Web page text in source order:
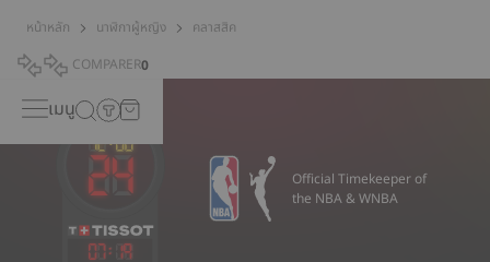
หน้าหลัก นาฬิกาผู้หญิง
คลาสสิค
COMPARER0
เมนู
07: 19
Official Timekeeper of
the NBA & WNBA